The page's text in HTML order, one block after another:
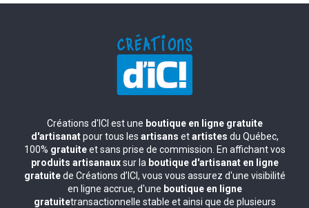
Créations d'ICI est une boutique en ligne gratuite
d'artisanatpour tous les artisans etartistes du Québec,
100% gratuiteet sans prise de commission. En affichant vos
produits artisanauxsur la boutique d'artisanat en ligne
gratuitede Créations d’ICI, vous vous assurez d'une visibilité
en ligne accrue, d'une boutique en ligne
gratuitetransactionnelle stable et ainsi que de plusieurs